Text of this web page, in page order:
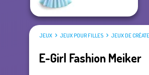
JEUX JEUX POUR FILLES JEUX DE
E-Girl Fashion Meiker